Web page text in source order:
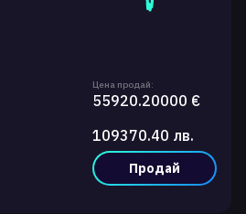
Цена продай:
55920.20000 €
109370.40 лв.
Продай